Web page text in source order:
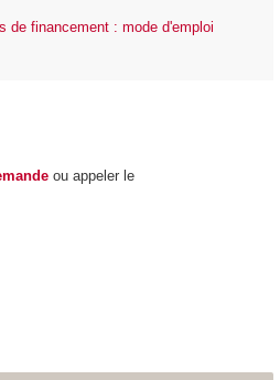
de financement : mode d'emploi
ou appeler le